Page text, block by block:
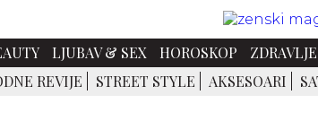
LJUBAV & SEX HOROSKOP
REVIJE STREET STYLE AKSESOARI